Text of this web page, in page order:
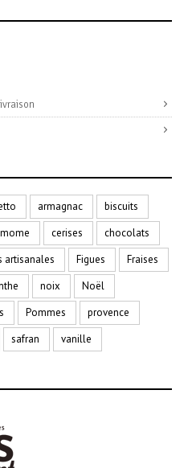
armagnac
biscuits
cerises
chocolats
artisanales Figues
Fraises
noix
Noël
Pommes
provence
safran vanille